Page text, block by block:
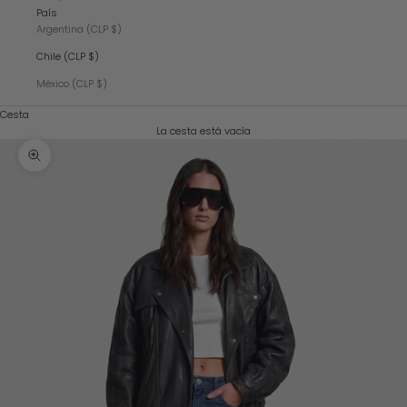
País
Argentina (CLP $)
Chile (CLP $)
México (CLP $)
Cesta
La cesta está vacía
Zoom